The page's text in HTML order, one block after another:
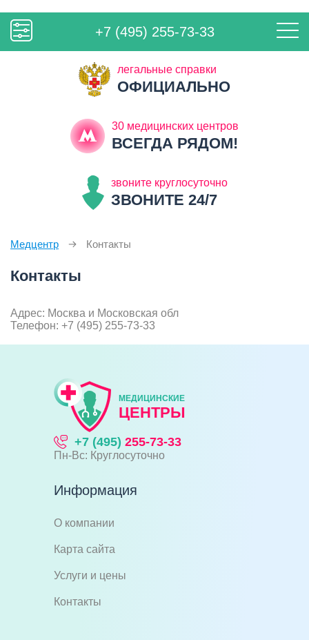
+7 (495) 255-73-33
легальные справки
ОФИЦИАЛЬНО
30 медицинских центров
ВСЕГДА РЯДОМ!
звоните круглосуточно
ЗВОНИТЕ 24/7
Медцентр Контакты
Контакты
Адрес: Москва и Московская обл
Телефон: +7 (495) 255-73-33
МЕДИЦИНСКИЕ
ЦЕНТРЫ
+7 (495) 255-73-33
Пн-Вс: Круглосуточно
Информация
О компании
Карта сайта
Услуги и цены
Контакты